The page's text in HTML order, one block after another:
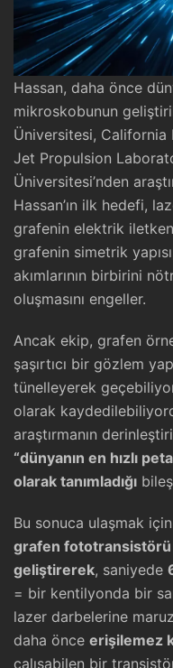
Hassan, daha önce
mikroskobunun
Üniversitesi, California
Jet Propulsion
Üniversitesi’nden
Hassan’ın ilk hedefi,
grafenin elektrik
grafenin simetrik
akımlarının birbirini
oluşmasını engeller.
Ancak ekip, grafen
şaşırtıcı bir gözlem
tünelleyerek
olarak
araştırmanın
“dünyanın en hızlı
olarak tanımladığı
Bu sonuca ulaşmak
grafen fototransistörü
geliştirerek, saniyede
= bir kentilyonda bir
lazer darbelerine
daha önce erişilemez
çalışabilen bir